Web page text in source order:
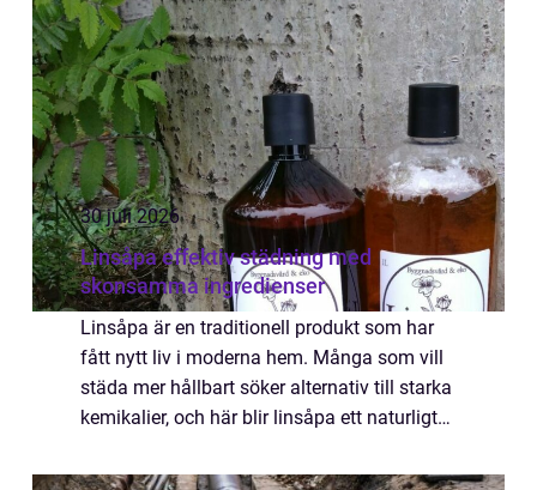
30 juli 2026
Linsåpa effektiv städning med
skonsamma ingredienser
Linsåpa är en traditionell produkt som har
fått nytt liv i moderna hem. Många som vill
städa mer hållbart söker alternativ till starka
kemikalier, och här blir linsåpa ett naturligt
nedbrytbar och kan använda...